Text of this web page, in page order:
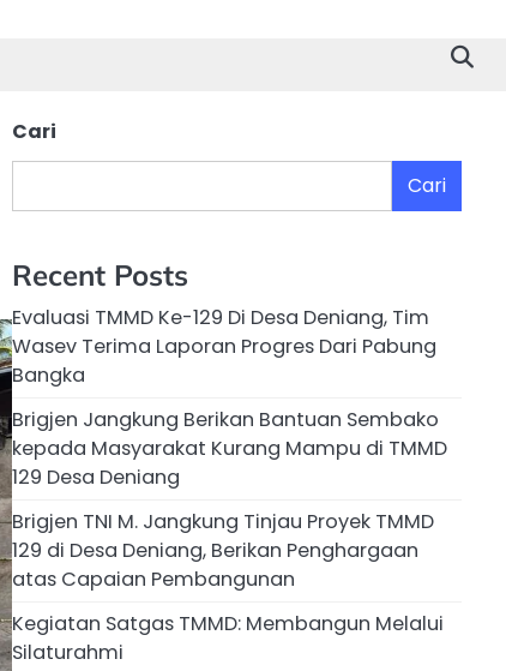
Cari
Cari
Recent Posts
Evaluasi TMMD Ke-129 Di Desa Deniang, Tim
Wasev Terima Laporan Progres Dari Pabung
Bangka
Brigjen Jangkung Berikan Bantuan Sembako
kepada Masyarakat Kurang Mampu di TMMD
129 Desa Deniang
Brigjen TNI M. Jangkung Tinjau Proyek TMMD
129 di Desa Deniang, Berikan Penghargaan
atas Capaian Pembangunan
Kegiatan Satgas TMMD: Membangun Melalui
Silaturahmi